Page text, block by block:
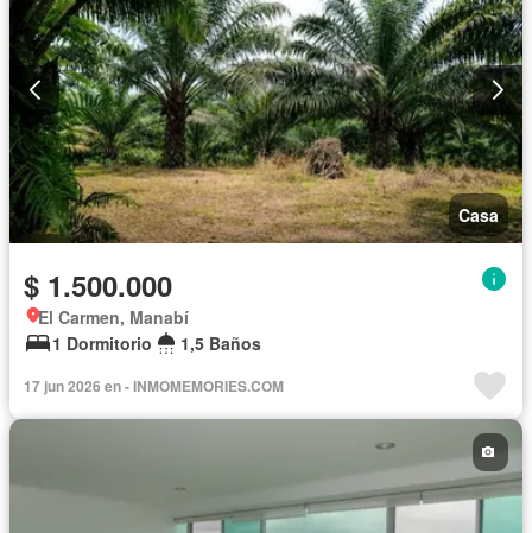
Casa
$ 1.500.000
El Carmen, Manabí
1 Dormitorio
1,5 Baños
17 jun 2026 en - INMOMEMORIES.COM